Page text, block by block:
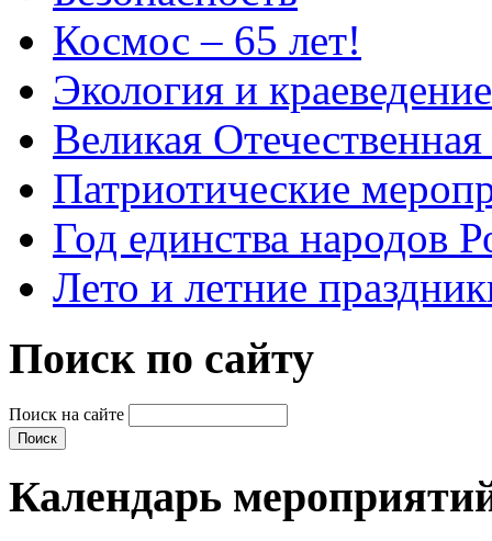
Космос – 65 лет!
Экология и краеведение
Великая
Патриотические
Год единства народов
Лето и летние
Поиск по сайту
Поиск на сайте
Календарь